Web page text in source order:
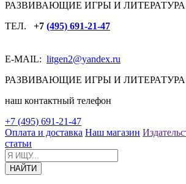
РАЗВИВАЮЩИЕ ИГРЫ И ЛИТЕРАТУРА
ТЕЛ. +7 (495) 691-21-47
E-MAIL: litgen2@yandex.ru
РАЗВИВАЮЩИЕ ИГРЫ И ЛИТЕРАТУРА
наш контактный телефон
+7 (495) 691-21-47
Оплата и доставка Наш магазин
статьи